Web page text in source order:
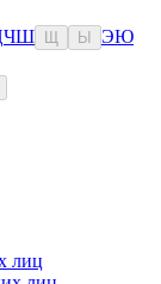
ЧШ Ы ЭЮ
лиц